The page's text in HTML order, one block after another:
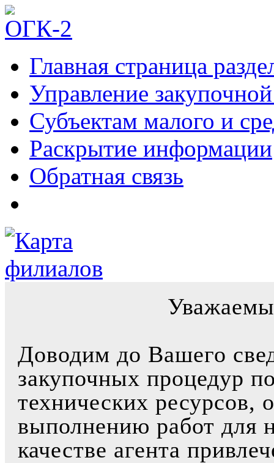
Главная страница
Управление
Субъектам малого и
Раскрытие информации
Обратная связь
Доводим до Вашего
закупочных процедур
технических ресурсов,
выполнению работ
качестве агента